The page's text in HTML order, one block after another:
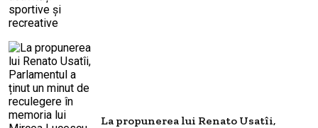
La propunerea lui Renato Usatîi,